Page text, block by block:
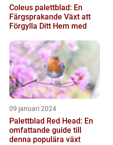
Coleus palettblad: En
Färgsprakande Växt att
Förgylla Ditt Hem med
09 januari 2024
Palettblad Red Head: En
omfattande guide till
denna populära växt